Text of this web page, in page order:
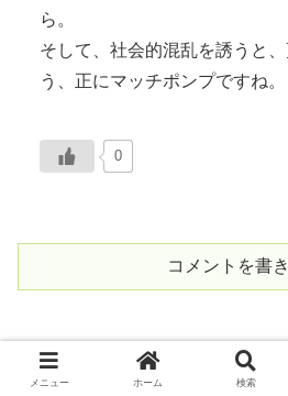
ら。
そして、社会的混乱を誘うと
う、正にマッチポンプですね。
0
コメントを書
メニュー ホーム 検索